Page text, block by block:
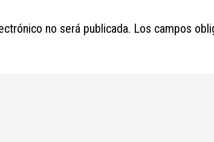
no será publicada. Los campos